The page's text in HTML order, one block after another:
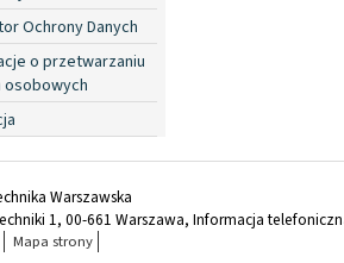
Ochrony Danych
o przetwarzaniu
osobowych
Warszawska
1, 00-661 Warszawa, Informacja
Mapa strony